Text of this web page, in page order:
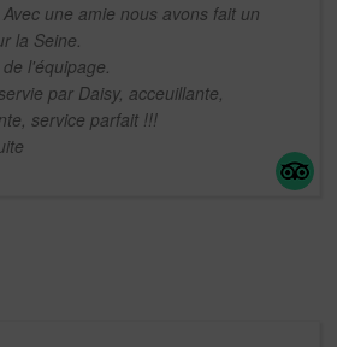
Avec une amie nous avons fait un
la Seine.
l'équipage.
par Daisy, acceuillante,
service parfait !!!